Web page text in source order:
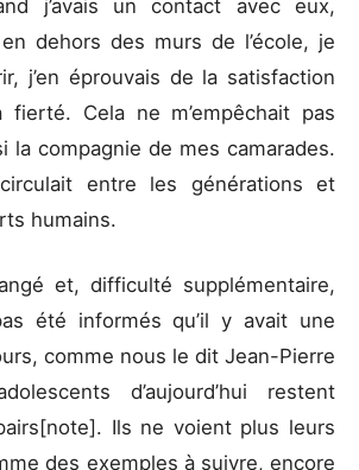
j’avais un contact avec eux,
dehors des murs de l’école, je
j’en éprouvais de la satisfaction
Cela ne m’empêchait pas
la compagnie de mes camarades.
circulait entre les générations et
humains.
et, difficulté supplémentaire,
été informés qu’il y avait une
comme nous le dit Jean-Pierre
d’aujourd’hui restent
Ils ne voient plus leurs
des exemples à suivre, encore